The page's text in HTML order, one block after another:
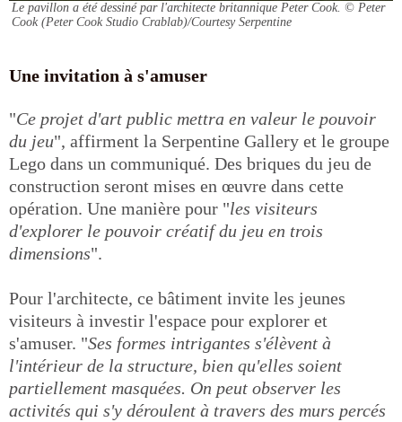
Le pavillon a été dessiné par l'architecte britannique Peter Cook. © Peter
Cook (Peter Cook Studio Crablab)/Courtesy Serpentine
Une invitation à s'amuser
"Ce projet d'art public mettra en valeur le pouvoir
du jeu", affirment la Serpentine Gallery et le groupe
Lego dans un communiqué. Des briques du jeu de
construction seront mises en œuvre dans cette
opération. Une manière pour "les visiteurs
d'explorer le pouvoir créatif du jeu en trois
dimensions".
Pour l'architecte, ce bâtiment invite les jeunes
visiteurs à investir l'espace pour explorer et
s'amuser. "Ses formes intrigantes s'élèvent à
l'intérieur de la structure, bien qu'elles soient
partiellement masquées. On peut observer les
activités qui s'y déroulent à travers des murs percés